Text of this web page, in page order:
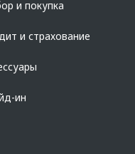
Банк. ИНН 7728168971
и покупка
и страхование
ин